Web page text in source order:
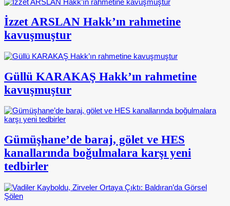
İzzet ARSLAN Hakk’ın rahmetine
kavuşmuştur
Güllü KARAKAŞ Hakk’ın rahmetine
kavuşmuştur
Gümüşhane’de baraj, gölet ve HES
kanallarında boğulmalara karşı yeni
tedbirler